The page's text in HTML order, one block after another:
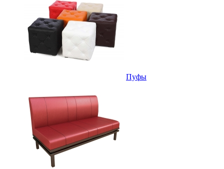
Пуфы